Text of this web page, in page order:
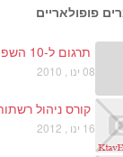
פופולאריים
תרגום ל-10 השפות המדוברות בעולם
08 ינו , 2010
קורס ניהול
16 ינו , 2012